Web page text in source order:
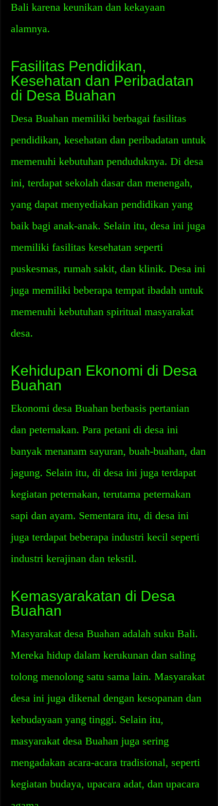
Bali karena keunikan dan kekayaan
alamnya.
Fasilitas Pendidikan,
Kesehatan dan Peribadatan
di Desa Buahan
Desa Buahan memiliki berbagai fasilitas
pendidikan, kesehatan dan peribadatan untuk
memenuhi kebutuhan penduduknya. Di desa
ini, terdapat sekolah dasar dan menengah,
yang dapat menyediakan pendidikan yang
baik bagi anak-anak. Selain itu, desa ini juga
memiliki fasilitas kesehatan seperti
puskesmas, rumah sakit, dan klinik. Desa ini
juga memiliki beberapa tempat ibadah untuk
memenuhi kebutuhan spiritual masyarakat
desa.
Kehidupan Ekonomi di Desa
Buahan
Ekonomi desa Buahan berbasis pertanian
dan peternakan. Para petani di desa ini
banyak menanam sayuran, buah-buahan, dan
jagung. Selain itu, di desa ini juga terdapat
kegiatan peternakan, terutama peternakan
sapi dan ayam. Sementara itu, di desa ini
juga terdapat beberapa industri kecil seperti
industri kerajinan dan tekstil.
Kemasyarakatan di Desa
Buahan
Masyarakat desa Buahan adalah suku Bali.
Mereka hidup dalam kerukunan dan saling
tolong menolong satu sama lain. Masyarakat
desa ini juga dikenal dengan kesopanan dan
kebudayaan yang tinggi. Selain itu,
masyarakat desa Buahan juga sering
mengadakan acara-acara tradisional, seperti
kegiatan budaya, upacara adat, dan upacara